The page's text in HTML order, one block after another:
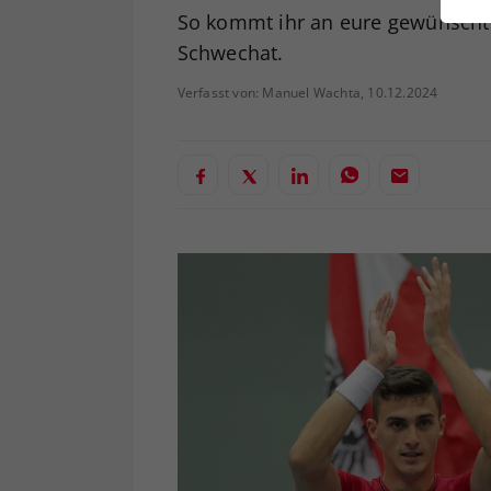
So kommt ihr an eure
Schwechat.
Verfasst von: Manuel Wachta, 10.12.2024